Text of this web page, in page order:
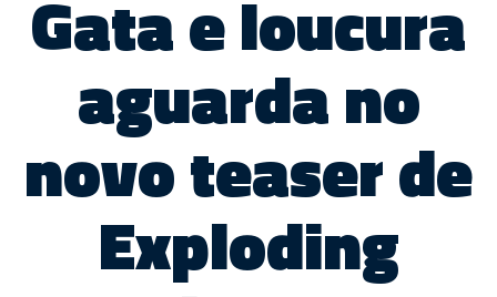
Gata e loucura
aguarda no
novo teaser de
Exploding